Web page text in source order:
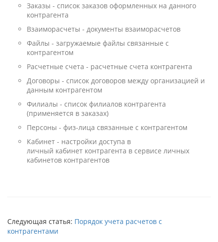
Заказы - список заказов оформленных на данного
контрагента
Взаиморасчеты - документы взаиморасчетов
Файлы - загружаемые файлы связанные с
контрагентом
Расчетные счета - расчетные счета контрагента
Договоры - список договоров между организацией и
данным контрагентом
Филиалы - список филиалов контрагента
(применяется в заказах)
Персоны - физ-лица связанные с контрагентом
Кабинет - настройки доступа в
личный кабинет контрагента в сервисе личных
кабинетов контрагентов
Следующая статья: Порядок учета расчетов с
контрагентами